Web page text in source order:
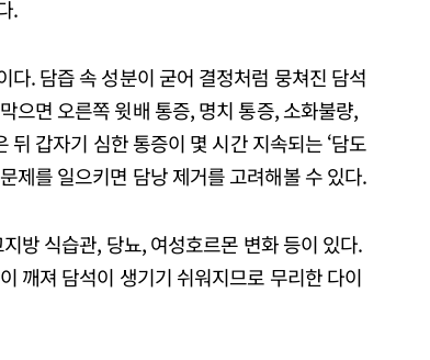
.
. 담즙 속 성분이 굳어 결정처럼 뭉쳐진 담석
으면 오른쪽 윗배 통증, 명치 통증, 소화불량,
갑자기 심한 통증이 몇 시간 지속되는 ‘담도
제를 일으키면 담낭 제거를 고려해볼 수 있다.
방 식습관, 당뇨, 여성호르몬 변화 등이 있다.
깨져 담석이 생기기 쉬워지므로 무리한 다이